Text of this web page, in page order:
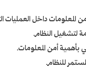
المعلومات داخل العمليات
لتشغيل النظام.
بأهمية أمن المعلومات.
للنظام.